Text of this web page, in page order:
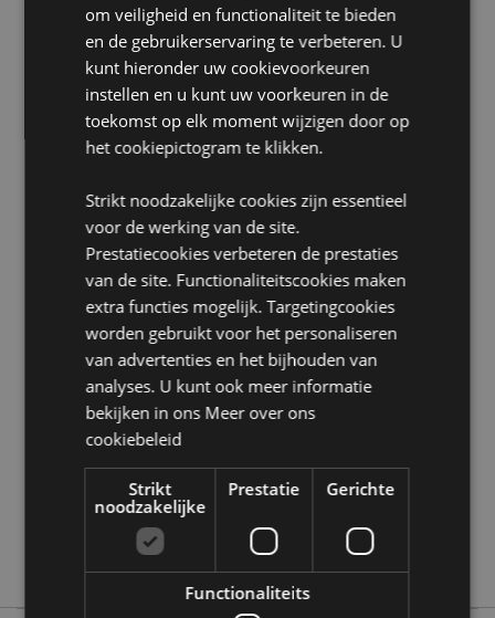
Lisa Parker Purrlock Holmes Kat Dromenvanger 16cm
Materiaal:Polyester, Veren, Kunststof
Licentie-informatie:Dit product is volledig
gelicentieerd en kan wereldwijd worden verkocht.
Zoekt u meer informatie over kopen bij Puckator?
Lees dan onzeklanten informatie gids.
Product eigenschappen
Hoogte 36cm (Approx) Breedte 16cm Diepte
1cm Hoop Diameter 16cm
5055071505836
144
0.029000
Nee
Lisa Parker
om veiligheid en functionaliteit te bieden
en de gebruikerservaring te verbeteren. U
kunt hieronder uw cookievoorkeuren
instellen en u kunt uw voorkeuren in de
toekomst op elk moment wijzigen door op
het cookiepictogram te klikken.
Strikt noodzakelijke cookies zijn essentieel
voor de werking van de site.
Prestatiecookies verbeteren de prestaties
van de site. Functionaliteitscookies maken
extra functies mogelijk. Targetingcookies
worden gebruikt voor het personaliseren
van advertenties en het bijhouden van
analyses. U kunt ook meer informatie
bekijken in ons Meer over ons
cookiebeleid
Strikt
noodzakelijke
Prestatie Gerichte
Functionaliteits